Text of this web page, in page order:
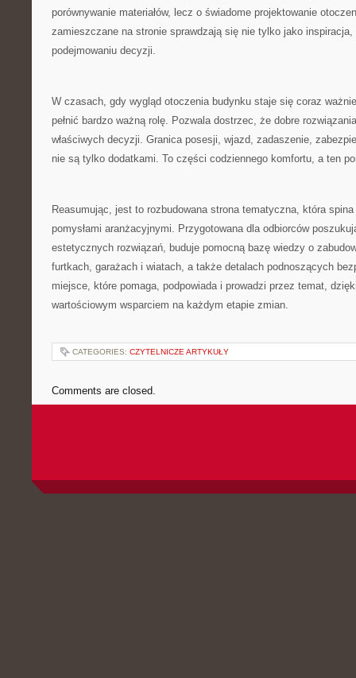
porównywanie materiałów, lecz o świadome projektowanie
zamieszczane na stronie sprawdzają się nie tylko jako
podejmowaniu decyzji.
W czasach, gdy wygląd otoczenia budynku staje się coraz
pełnić bardzo ważną rolę. Pozwala dostrzec, że dobre
właściwych decyzji. Granica posesji, wjazd, zadaszenie,
nie są tylko dodatkami. To części codziennego komfortu, a ten
Reasumując, jest to rozbudowana strona tematyczna, która
pomysłami aranżacyjnymi. Przygotowana dla odbiorców
estetycznych rozwiązań, buduje pomocną bazę wiedzy o
furtkach, garażach i wiatach, a także detalach podnoszących
miejsce, które pomaga, podpowiada i prowadzi przez temat,
wartościowym wsparciem na każdym etapie zmian.
CATEGORIES: CZYTELNICZE ARTYKUŁY
Comments are closed.